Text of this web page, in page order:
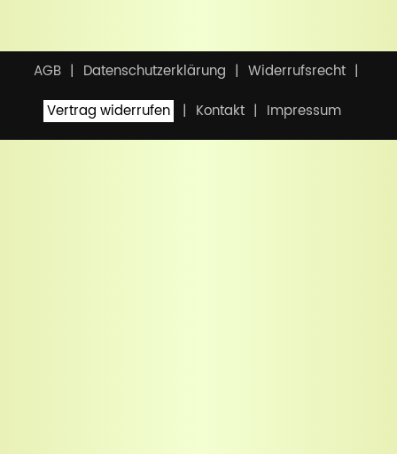
AGB Datenschutzerklärung
Widerrufsrecht
Vertrag widerrufen
Kontakt Impressum